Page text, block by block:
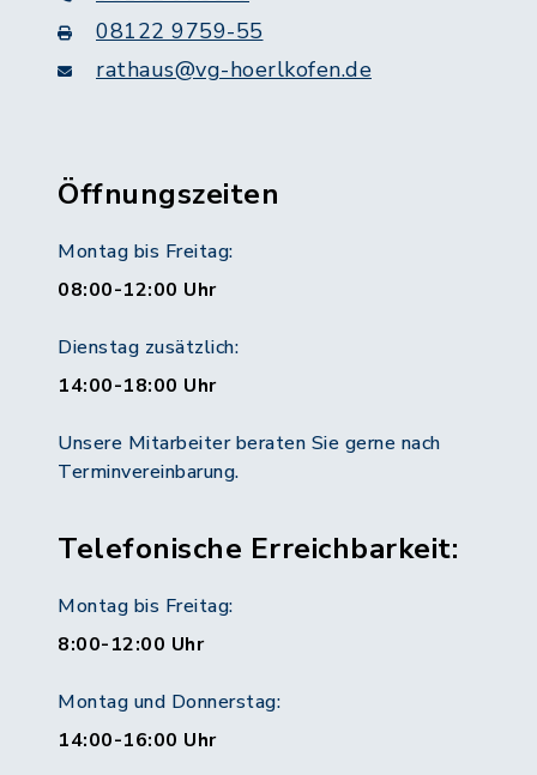
08122 9759-55
rathaus@vg-hoerlkofen.de
Öffnungszeiten
Montag bis Freitag:
08:00-12:00 Uhr
Dienstag zusätzlich:
14:00-18:00 Uhr
Unsere Mitarbeiter beraten Sie gerne nach
Terminvereinbarung.
Telefonische Erreichbarkeit:
Montag bis Freitag:
8:00-12:00 Uhr
Montag und Donnerstag:
14:00-16:00 Uhr